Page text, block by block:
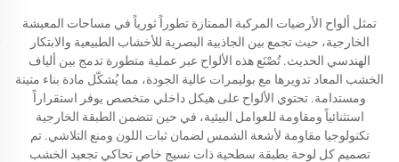
تمثل ألواح الأرضيات المركبة الممتازة تطوراً ثورياً في مساحات المعيشة
الخارجية، حيث تجمع بين الجاذبية البصرية للأخشاب الطبيعية والابتكار
الهندسي الحديث. تُصْنَع هذه الألواح عبر عملية متطورة تدمج بين ألياف
الخشب المعاد تدويرها مع بوليمرات عالية الجودة، مما يُشكّل مادة بناء متينة
ومستدامة. تحتوي الألواح على هيكل داخلي متخصص يوفر استقراراً
استثنائياً ومقاومة للعوامل البيئية، في حين تتضمن الطبقة الخارجية
تكنولوجيا مقاومة لأشعة الشمس لضمان ثبات اللون ومنع التلاشي. تم
تصميم كل لوحة بطبقة سطحية ذات نسيج خاص تحاكي تجعيد الخشب